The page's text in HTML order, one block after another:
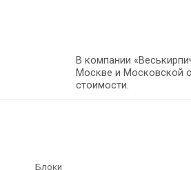
В компании
Москве и Московской
стоимости.
Блоки